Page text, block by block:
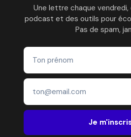
AUTEURE
CONFÉRENCIÈRE
EN
Une lettre chaque
podcast et des outils pour
Pas de spam,
Je